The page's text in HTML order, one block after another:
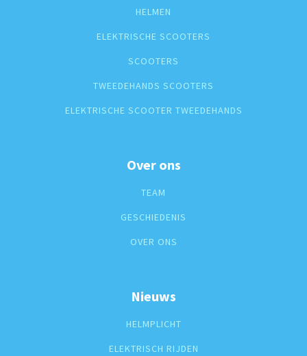
HELMEN
ELEKTRISCHE SCOOTERS
SCOOTERS
TWEEDEHANDS SCOOTERS
ELEKTRISCHE SCOOTER TWEEDEHANDS
Over ons
TEAM
GESCHIEDENIS
OVER ONS
Nieuws
HELMPLICHT
ELEKTRISCH RIJDEN